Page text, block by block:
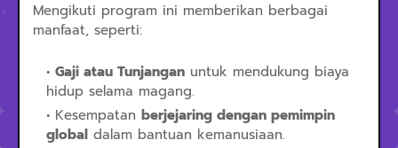
Mengikuti program ini memberikan berbagai
manfaat, seperti:
Gaji atau Tunjangan untuk mendukung biaya
hidup selama magang.
Kesempatan berjejaring dengan pemimpin
global dalam bantuan kemanusiaan.